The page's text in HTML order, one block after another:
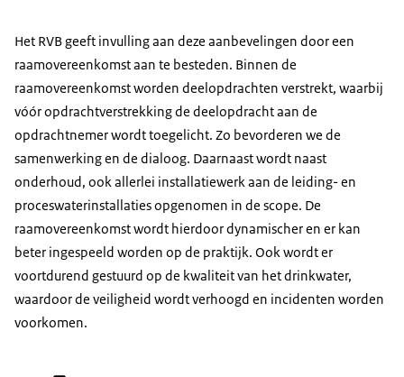
Het RVB geeft invulling aan deze aanbevelingen door een
raamovereenkomst aan te besteden. Binnen de
raamovereenkomst worden deelopdrachten verstrekt, waarbij
vóór opdrachtverstrekking de deelopdracht aan de
opdrachtnemer wordt toegelicht. Zo bevorderen we de
samenwerking en de dialoog. Daarnaast wordt naast
onderhoud, ook allerlei installatiewerk aan de leiding- en
proceswaterinstallaties opgenomen in de scope. De
raamovereenkomst wordt hierdoor dynamischer en er kan
beter ingespeeld worden op de praktijk. Ook wordt er
voortdurend gestuurd op de kwaliteit van het drinkwater,
waardoor de veiligheid wordt verhoogd en incidenten worden
voorkomen.